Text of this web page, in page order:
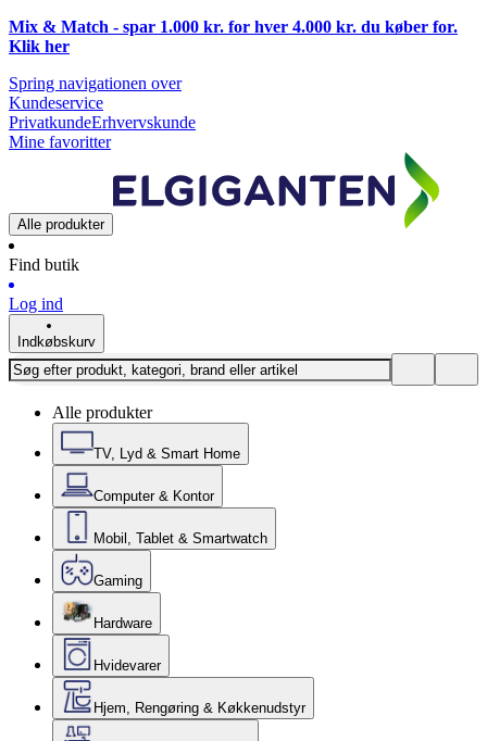
Mix & Match - spar 1.000 kr. for hver 4.000 kr. du køber for.
Klik her
Spring navigationen over
Kundeservice
PrivatkundeErhvervskunde
Mine favoritter
Alle produkter
Find butik
Log ind
Indkøbskurv
Alle produkter
TV, Lyd & Smart Home
Computer & Kontor
Mobil, Tablet & Smartwatch
Gaming
Hardware
Hvidevarer
Hjem, Rengøring & Køkkenudstyr